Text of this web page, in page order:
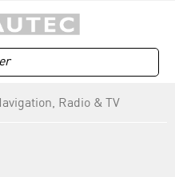
Radio & TV